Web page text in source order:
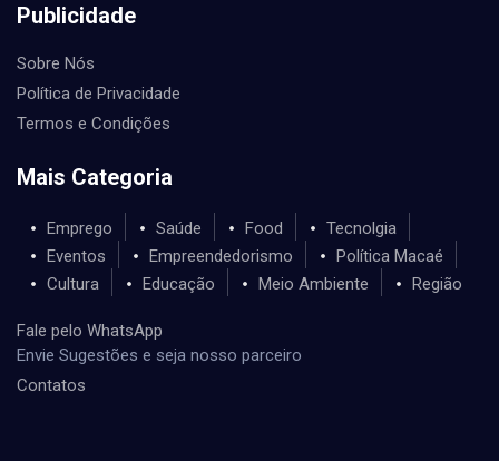
Publicidade
Sobre Nós
Política de Privacidade
Termos e Condições
Mais Categoria
Emprego Saúde Food
Tecnolgia
Eventos
Empreendedorismo
Política Macaé
Cultura
Educação Meio Ambiente Região
Fale pelo WhatsApp
Envie Sugestões e seja nosso parceiro
Contatos